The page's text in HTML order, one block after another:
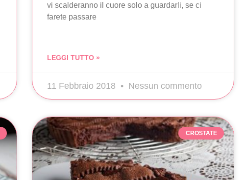
vi scalderanno il cuore solo a guardarli, se ci
farete passare
LEGGI TUTTO »
11 Febbraio 2018 Nessun commento
CROSTATE